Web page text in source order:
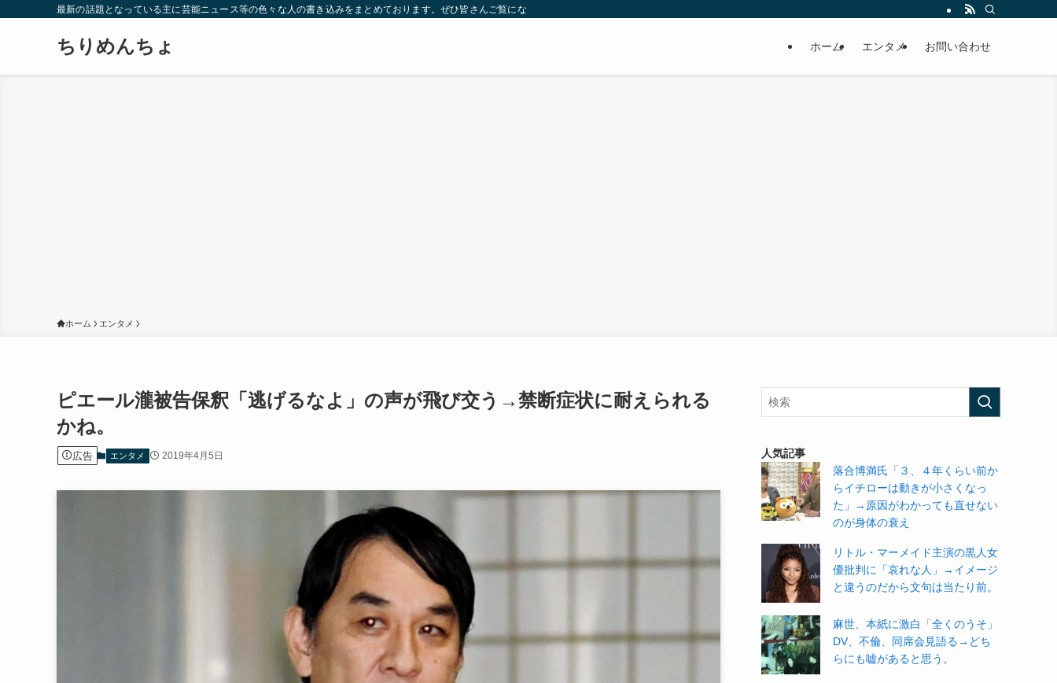
最新の話題となっている主に芸能ニュース等の色々な人の書き込みをまとめております。ぜひ皆さんご覧になっていってください。
ちりめんちょ ホーム エンタメ お問い合わせ
ホーム エンタメ
ピエール瀧被告保釈「逃げるなよ」の声が飛び交う→禁断症状に耐えられる
かね。
広告 エンタメ 2019年4月5日
人気記事
落合博満氏「３、４年くらい前か
らイチローは動きが小さくなっ
た」→原因がわかっても直せない
のが身体の衰え
リトル・マーメイド主演の黒人女
優批判に「哀れな人」→イメージ
と違うのだから文句は当たり前。
麻世、本紙に激白「全くのうそ」
DV、不倫、同席会見語る→どち
らにも嘘があると思う。